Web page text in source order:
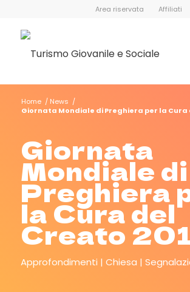
Area riservata Affiliati
Home / News /
Giornata Mondiale di Preghiera per la Cura
Giornata
Mondiale di
Preghiera
la Cura del
Creato
Approfondimenti Chiesa